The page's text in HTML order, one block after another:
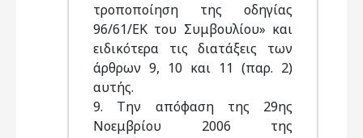
τροποποίηση της οδηγίας
96/61/ΕΚ του Συμβουλίου» και
ειδικότερα τις διατάξεις των
άρθρων 9, 10 και 11 (παρ. 2)
αυτής.
9. Την απόφαση της 29ης
Νοεμβρίου 2006 της